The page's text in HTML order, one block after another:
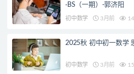
·BS（一期）-郭济阳
初中数学 3月前 14
2025秋 初中初一数学
初中数学 3月前 15